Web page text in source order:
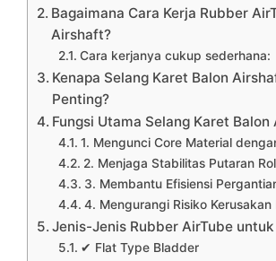
Bagaimana Cara Kerja Rubber
Airshaft?
Cara kerjanya cukup sederhana:
Kenapa Selang Karet Balon
Penting?
Fungsi Utama Selang Karet Balon
1. Mengunci Core Material
2. Menjaga Stabilitas Putaran
3. Membantu Efisiensi
4. Mengurangi Risiko Kerusakan
Jenis-Jenis Rubber AirTube
✔ Flat Type Bladder